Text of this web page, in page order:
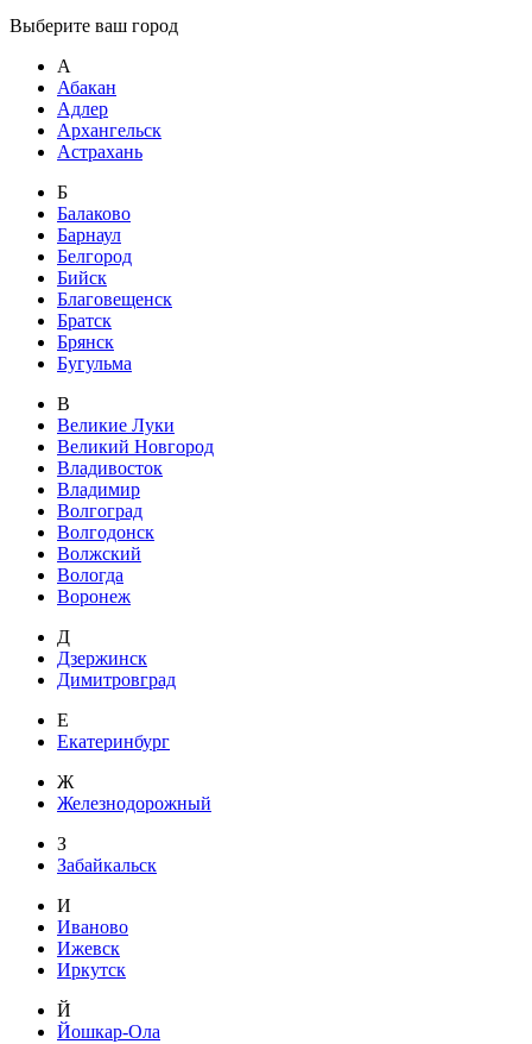
Выберите ваш город
А
Абакан
Адлер
Архангельск
Астрахань
Б
Балаково
Барнаул
Белгород
Бийск
Благовещенск
Братск
Брянск
Бугульма
В
Великие Луки
Великий Новгород
Владивосток
Владимир
Волгоград
Волгодонск
Волжский
Вологда
Воронеж
Д
Дзержинск
Димитровград
Е
Екатеринбург
Ж
Железнодорожный
З
Забайкальск
И
Иваново
Ижевск
Иркутск
Й
Йошкар-Ола